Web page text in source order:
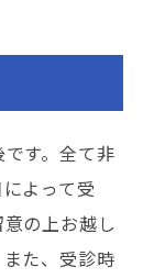
す。全て非
よって受
の上お越し
た、受診時